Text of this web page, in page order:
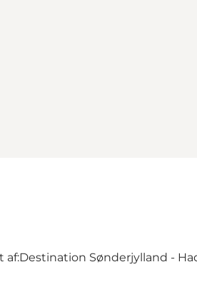
af:Destination Sønderjylland -